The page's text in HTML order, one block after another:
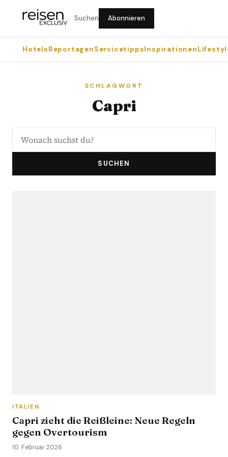
Suchen Abonnieren
HotelsReportagenServicetippsInspirationen
SCHLAGWORT
Capri
SUCHEN
ITALIEN
Capri zieht die Reißleine: Neue Regeln
gegen Overtourism
10. Februar 2026